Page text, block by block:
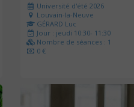
Université d'été 2026
Louvain-la-Neuve
GÉRARD Luc
Jour : jeudi 10:30- 11:30
Nombre de séances : 1
0 €